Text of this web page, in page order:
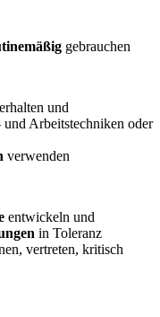
gebrauchen
und
Arbeitstechniken oder
verwenden
entwickeln und
in Toleranz
vertreten, kritisch